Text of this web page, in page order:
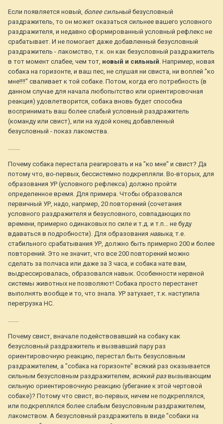
Если появляется новый, более сильный безусловный
раздражитель, то он может оказаться сильнее вашего условного
раздражителя, и недавно сформированный условный рефлекс не
срабатывает. И не помогает даже добавленный безусловный
раздражитель - лакомство, т.к. он как безусловный раздражитель
в тот момент слабее, чем тот, новый и сильный. Например, новая
собака на горизонте, и ваш пес, не слушая ни свиста, ни воплей "ко
мне!!!!" сваливает к той собаке. Потом, когда его потребность (в
данном случае для начала любопытство или ориентировочная
реакция) удовлетворится, собака вновь будет способна
воспринимать ваш более слабый условный раздражитель
(команду или свист), или на худой конец добавленный
безусловный - показ лакомства.
........
Почему собака перестала реагировать и на "ко мне" и свист? Да
потому что, во-первых, бессистемно подкрепляли. Во-вторых, для
образования УР (условного рефлекса) должно пройти
определенное время. Для примера. Чтобы образовался
первичный УР, надо, напрмер, 20 повторений (сочетания
условного раздражителя и безусловного, совпадающих по
времени, примерно одинаковых по силе и т.д. и т.п... не буду
вдаваться в подробности). Для образования навыка, т.е.
стабильного срабатывания УР, должно быть примерно 200 и более
повторений. Это не значит, что все 200 повторений можно
сделать за полчаса или даже за 3 часа, и собака нате вам,
выдрессировалась, образовался навык. Особенности нервной
системы животных не позволяют! Собака просто перестанет
выполнять вообще и то, что знала. УР затухает, т.к. наступила
перегрузка НС.
.......
Почему свист, вначале подействовавший на собаку как
безусловный раздражитель и вызвавший пару раз
ориентировочную реакцию, перестал быть безусловным
раздражителем, а "собака на горизонте" всякий раз оказывается
сильным безусловным раздражителем, всякий раз вызывающим
сильную ориентировочную реакцию (убегание к этой чертовой
собаке)? Потому что свист, во-первых, ничем не подкреплялся,
или подкреплялся более слабым безусловным раздражителем,
лакомством. А безусловный раздражитель в виде "собаки на